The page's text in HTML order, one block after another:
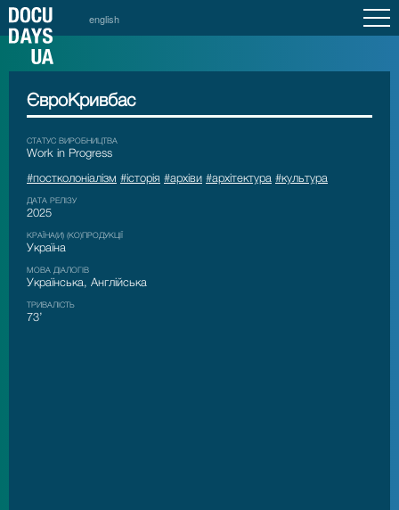
english
ЄвроКривбас
СТАТУС ВИРОБНИЦТВА
Work in Progress
#постколоніалізм #історія #архіви #архітектура #культура
ДАТА РЕЛІЗУ
2025
КРАЇНА(И) (КО)ПРОДУКЦІЇ
Україна
МОВА ДІАЛОГІВ
Українська, Англійська
ТРИВАЛІСТЬ
73’